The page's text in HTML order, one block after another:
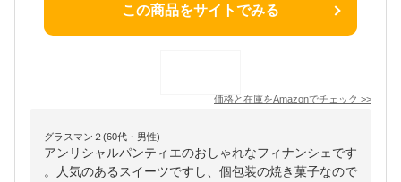
この商品をサイトでみる
価格と在庫をAmazonでチェック >>
グラスマン２(60代・男性)
アンリシャルパンティエのおしゃれなフィナンシェです
。人気のあるスイーツですし、個包装の焼き菓子なので